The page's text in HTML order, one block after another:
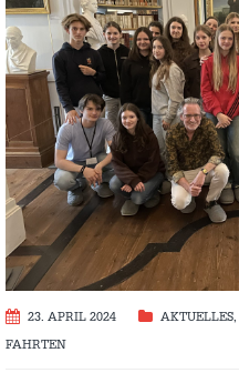
23. APRIL 2024 AKTUELLES,
FAHRTEN